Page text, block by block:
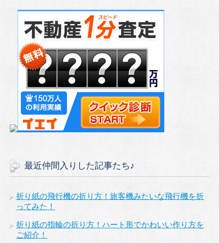
最近仲間入りした記事たち♪
折り紙の飛行機の折り方！旅客機みたいな飛行機を折
ってみた！
折り紙の指輪の折り方！ハート形でかわいい作り方を
ご紹介！